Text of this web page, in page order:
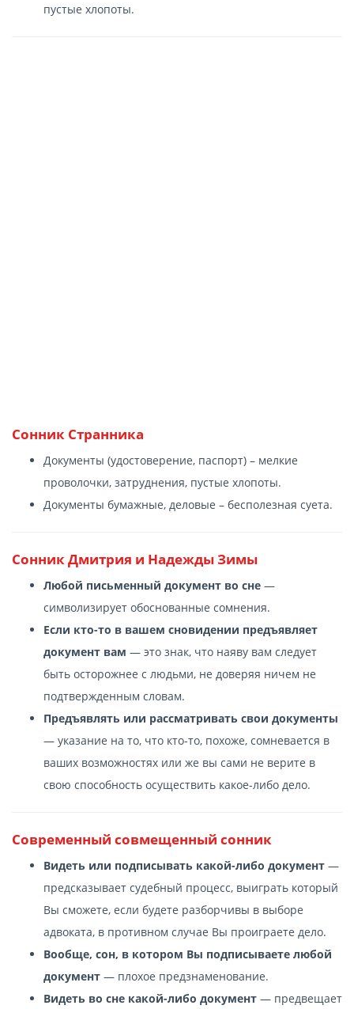
пустые хлопоты.
Сонник Странника
Документы (удостоверение, паспорт) – мелкие
проволочки, затруднения, пустые хлопоты.
Документы бумажные, деловые – бесполезная суета.
Сонник Дмитрия и Надежды Зимы
Любой письменный документ во сне —
символизирует обоснованные сомнения.
Если кто-то в вашем сновидении предъявляет
документ вам — это знак, что наяву вам следует
быть осторожнее с людьми, не доверяя ничем не
подтвержденным словам.
Предъявлять или рассматривать свои документы
— указание на то, что кто-то, похоже, сомневается в
ваших возможностях или же вы сами не верите в
свою способность осуществить какое-либо дело.
Современный cовмещенный сонник
Видеть или подписывать какой-либо документ —
предсказывает судебный процесс, выиграть который
Вы сможете, если будете разборчивы в выборе
адвоката, в противном случае Вы проиграете дело.
Вообще, сон, в котором Вы подписываете любой
документ — плохое предзнаменование.
Видеть во сне какой-либо документ — предвещает